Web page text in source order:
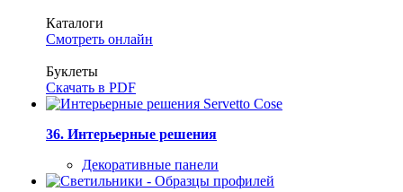
Каталоги
Смотреть онлайн
Буклеты
Скачать в PDF
36. Интерьерные решения
Декоративные панели